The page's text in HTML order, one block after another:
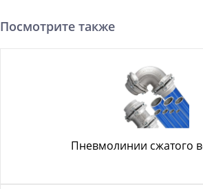
Посмотрите также
Пневмолинии сжатого